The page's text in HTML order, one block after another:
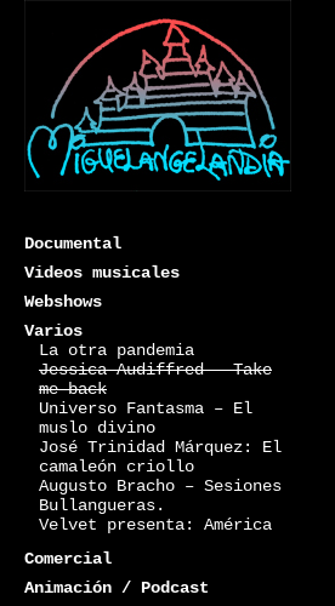
Miguelangelandia
Documental
Videos musicales
Webshows
Varios
La otra pandemia
Jessica Audiffred – Take
me back
Universo Fantasma – El
muslo divino
José Trinidad Márquez: El
camaleón criollo
Augusto Bracho – Sesiones
Bullangueras.
Velvet presenta: América
Comercial
Animación / Podcast